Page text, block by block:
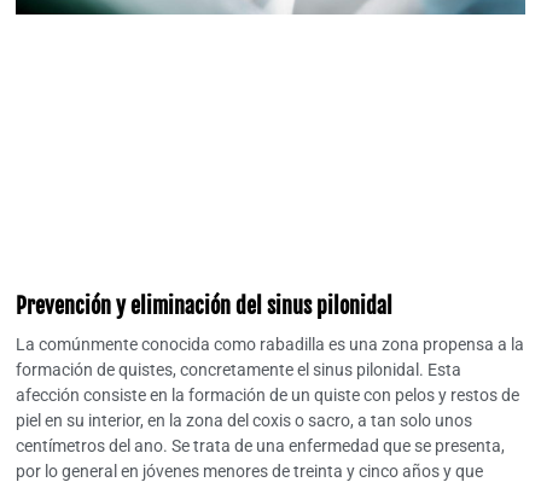
Prevención y eliminación del sinus pilonidal
La comúnmente conocida como rabadilla es una zona propensa a la
formación de quistes, concretamente el sinus pilonidal. Esta
afección consiste en la formación de un quiste con pelos y restos de
piel en su interior, en la zona del coxis o sacro, a tan solo unos
centímetros del ano. Se trata de una enfermedad que se presenta,
por lo general en jóvenes menores de treinta y cinco años y que